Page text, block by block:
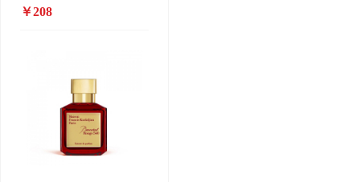
地区加收10元/双）
￥208